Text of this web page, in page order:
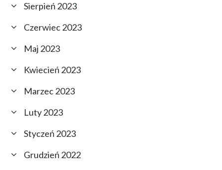
Sierpień 2023
Czerwiec 2023
Maj 2023
Kwiecień 2023
Marzec 2023
Luty 2023
Styczeń 2023
Grudzień 2022